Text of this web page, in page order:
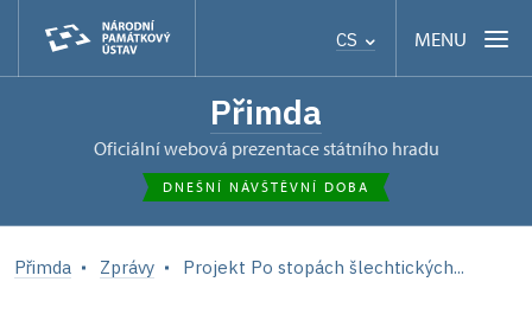
CS MENU
Přimda
oficiální webová prezentace státního hradu
DNEŠNÍ NÁVŠTĚVNÍ DOBA
Přimda Zprávy Projekt Po stopách šlechtických...